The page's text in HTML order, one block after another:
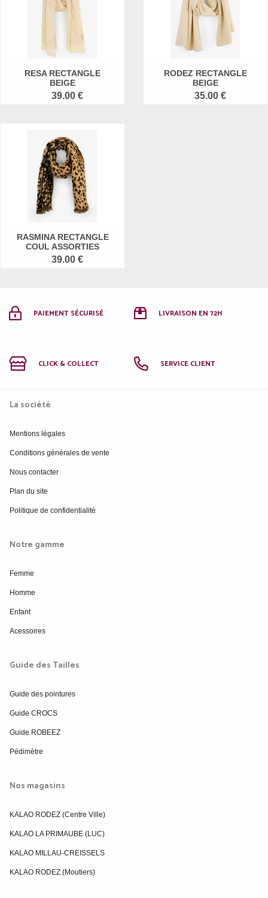
RESA RECTANGLE
BEIGE
39.00 €
RODEZ RECTANGLE
BEIGE
35.00 €
RASMINA RECTANGLE
COUL ASSORTIES
39.00 €
PAIEMENT SÉCURISÉ LIVRAISON EN 72H
CLICK & COLLECT SERVICE CLIENT
La société
Mentions légales
Conditions générales de vente
Nous contacter
Plan du site
Politique de confidentialité
Notre gamme
Femme
Homme
Enfant
Acessoires
Guide des Tailles
Guide des pointures
Guide CROCS
Guide ROBEEZ
Pédimètre
Nos magasins
KALAO RODEZ (Centre Ville)
KALAO LA PRIMAUBE (LUC)
KALAO MILLAU-CREISSELS
KALAO RODEZ (Moutiers)